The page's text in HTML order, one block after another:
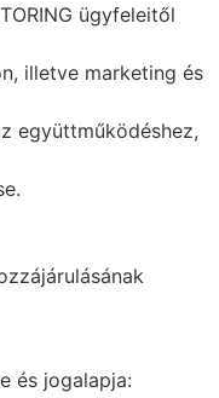
ügyfeleitől
illetve marketing és
együttműködéshez,
és jogalapja: